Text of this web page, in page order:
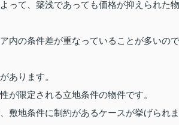
って、築浅であっても価格が抑えられた物
内の条件差が重なっていることが多いので
あります。
が限定される立地条件の物件です。
敷地条件に制約があるケースが挙げられま